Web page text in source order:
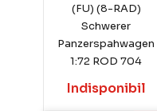
(FU) (8-RAD)
Schwerer
Panzerspahwagen
1:72 ROD 704
Indisponibil